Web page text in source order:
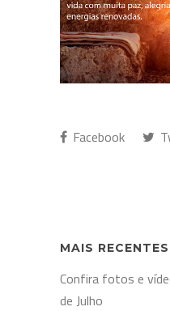
Facebook
MAIS RECENTES
Confira fotos e
de Julho